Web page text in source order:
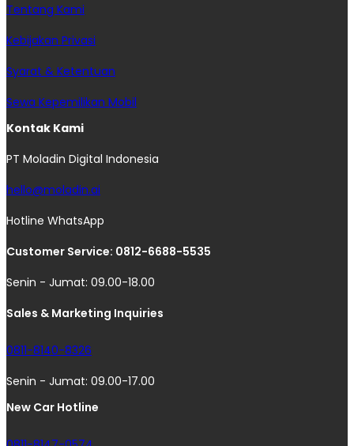
Tentang Kami
Kebijakan Privasi
Syarat & Ketentuan
Sewa Kepemilikan Mobil
Kontak Kami
PT Moladin Digital Indonesia
hello@moladin.ai
Hotline WhatsApp
Customer Service: 0812-6688-5535
Senin - Jumat: 09.00-18.00
Sales & Marketing Inquiries
0811-8140-8326
Senin - Jumat: 09.00-17.00
New Car Hotline